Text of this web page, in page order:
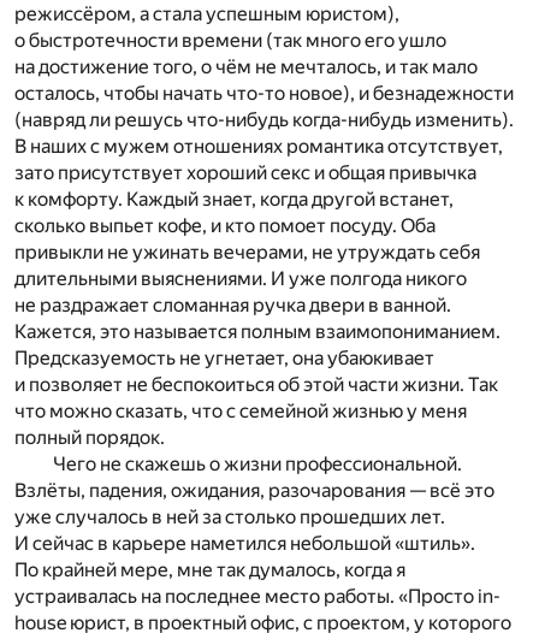
режиссёром, а стала успешным юристом),
о быстротечности времени (так много его ушло
на достижение того, о чём не мечталось, и так мало
осталось, чтобы начать что-то новое), и безнадежности
(навряд ли решусь что-нибудь когда-нибудь изменить).
В наших с мужем отношениях романтика отсутствует,
зато присутствует хороший секс и общая привычка
к комфорту. Каждый знает, когда другой встанет,
сколько выпьет кофе, и кто помоет посуду. Оба
привыкли не ужинать вечерами, не утруждать себя
длительными выяснениями. И уже полгода никого
не раздражает сломанная ручка двери в ванной.
Кажется, это называется полным взаимопониманием.
Предсказуемость не угнетает, она убаюкивает
и позволяет не беспокоиться об этой части жизни. Так
что можно сказать, что с семейной жизнью у меня
полный порядок.
Чего не скажешь о жизни профессиональной.
Взлёты, падения, ожидания, разочарования — всё это
уже случалось в ней за столько прошедших лет.
И сейчас в карьере наметился небольшой «штиль».
По крайней мере, мне так думалось, когда я
устраивалась на последнее место работы. «Просто in-
house юрист, в проектный офис, с проектом, у которого